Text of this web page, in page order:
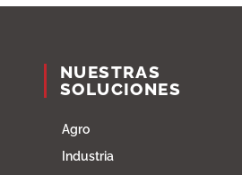
NUESTRAS
SOLUCIONES
Agro
Industria